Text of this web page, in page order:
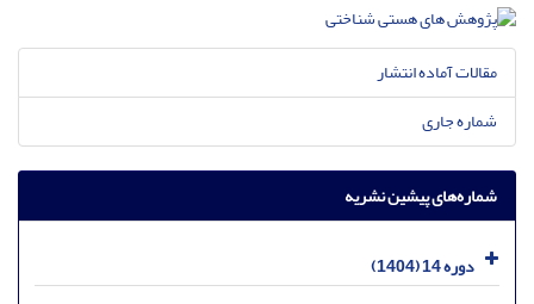
مقالات آماده انتشار
شماره جاری
شماره‌های پیشین نشریه
دوره 14 (1404)